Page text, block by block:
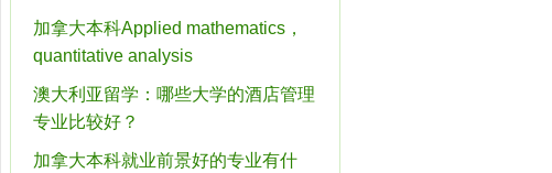
加拿大本科Applied mathematics，
quantitative analysis
澳大利亚留学：哪些大学的酒店管理
专业比较好？
加拿大本科就业前景好的专业有什